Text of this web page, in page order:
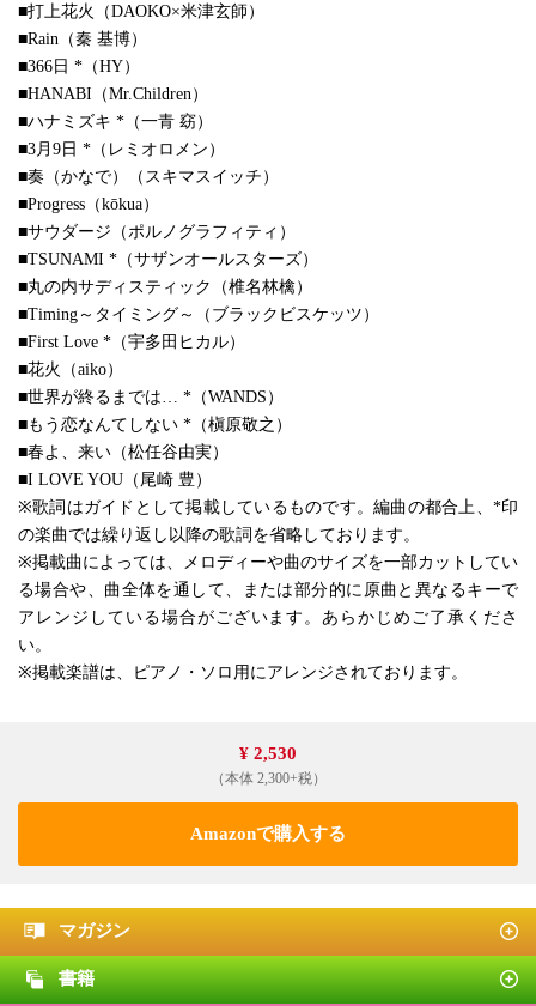
■打上花火（DAOKO×米津玄師）
■Rain（秦 基博）
■366日 *（HY）
■HANABI（Mr.Children）
■ハナミズキ *（一青 窈）
■3月9日 *（レミオロメン）
■奏（かなで）（スキマスイッチ）
■Progress（kōkua）
■サウダージ（ポルノグラフィティ）
■TSUNAMI *（サザンオールスターズ）
■丸の内サディスティック（椎名林檎）
■Timing～タイミング～（ブラックビスケッツ）
■First Love *（宇多田ヒカル）
■花火（aiko）
■世界が終るまでは… *（WANDS）
■もう恋なんてしない *（槇原敬之）
■春よ、来い（松任谷由実）
■I LOVE YOU（尾崎 豊）
※歌詞はガイドとして掲載しているものです。編曲の都合上、*印
の楽曲では繰り返し以降の歌詞を省略しております。
※掲載曲によっては、メロディーや曲のサイズを一部カットしてい
る場合や、曲全体を通して、または部分的に原曲と異なるキーで
アレンジしている場合がございます。あらかじめご了承くださ
い。
※掲載楽譜は、ピアノ・ソロ用にアレンジされております。
¥ 2,530
（本体 2,300+税）
Amazonで購入する
マガジン
書籍